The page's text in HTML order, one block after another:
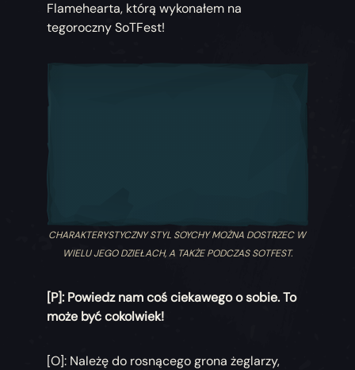
Flamehearta, którą wykonałem na
tegoroczny SoTFest!
CHARAKTERYSTYCZNY STYL SOYCHY MOŻNA DOSTRZEC W
WIELU JEGO DZIEŁACH, A TAKŻE PODCZAS SOTFEST.
[P]: Powiedz nam coś ciekawego o sobie. To
może być cokolwiek!
[O]: Należę do rosnącego grona żeglarzy,